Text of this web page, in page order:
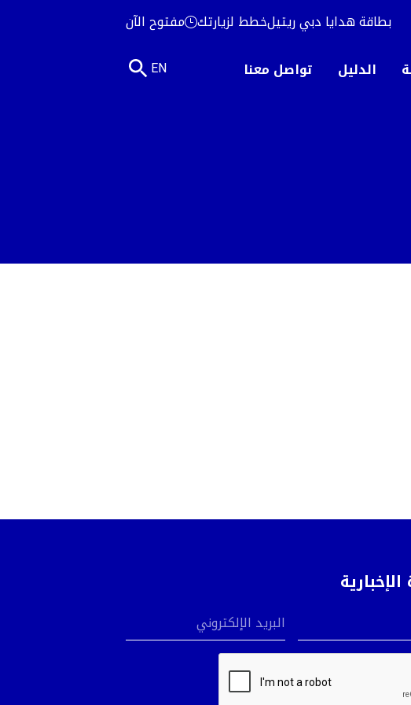
بطاقة هدايا دبي ريتيلخطط لزيارتك مفتوح الآن
الدليل تواصل معنا EN
البريد الإلكتروني